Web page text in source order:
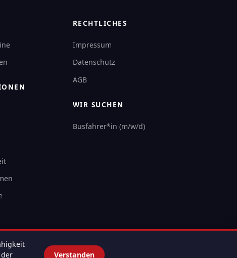
RECHTLICHES
Impressum
Datenschutz
AGB
WIR SUCHEN
Busfahrer*in (m/w/d)
Verstanden